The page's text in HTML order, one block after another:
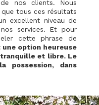
nos clients. Nous
tous ces résultats
excellent niveau de
services. Et pour
cette phrase de
option heureuse
et libre. Le
possession, dans